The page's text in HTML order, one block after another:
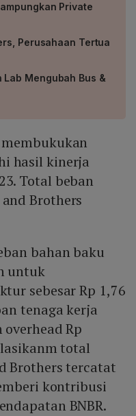
Private
Perusahaan Tertua
Lab Mengubah Bus &
hasil kinerja
Total beban
Brothers
bahan baku
untuk
sebesar Rp 1,76
tenaga kerja
Rp
total
Brothers tercatat
kontribusi
BNBR.